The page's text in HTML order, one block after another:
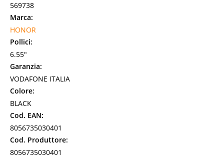
569738
Marca:
HONOR
Pollici:
6.55"
Garanzia:
VODAFONE ITALIA
Colore:
BLACK
Cod. EAN:
8056735030401
Cod. Produttore:
8056735030401